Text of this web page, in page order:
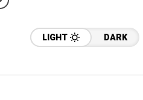
LIGHT DARK